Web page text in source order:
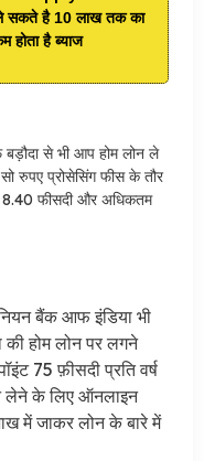
सकते है 10 लाख तक का
है ब्याज
से भी आप होम लोन ले
रुपए प्रोसेसिंग फीस के तौर
8.40 फीसदी और अधिकतम
बैंक आफ इंडिया भी
होम लोन पर लगने
75 फ़ीसदी प्रति वर्ष
लेने के लिए ऑनलाइन
में जाकर लोन के बारे में